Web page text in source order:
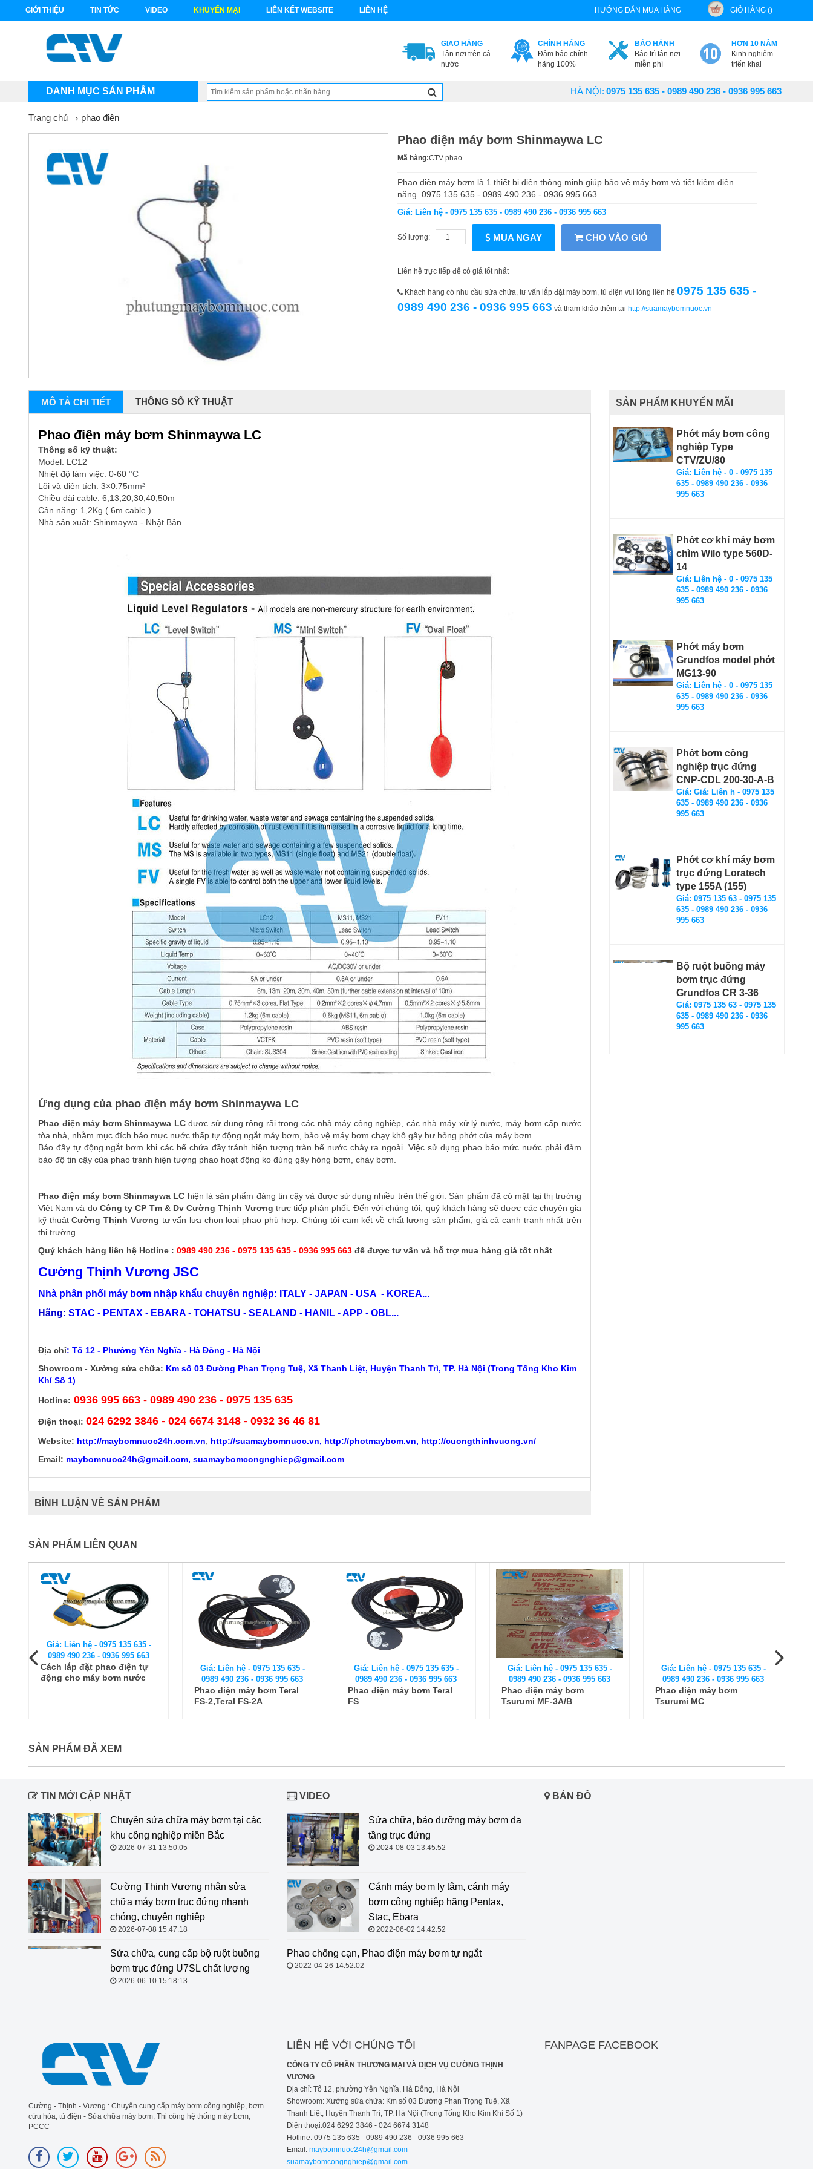
GIỚI THIỆU TIN TỨC VIDEO KHUYẾN MẠI LIÊN KẾT WEBSITE LIÊN HỆ HƯỚNG DẪN MUA HÀNG GIỎ HÀNG ()
GIAO HÀNG
Tận nơi trên cả
nước
CHÍNH HÃNG
Đảm bảo chính
hãng 100%
BẢO HÀNH
Bảo trì tận nơi
miễn phí
HƠN 10 NĂM
Kinh nghiệm
triển khai
DANH MỤC SẢN PHẨM HÀ NỘI: 0975 135 635 - 0989 490 236 - 0936 995 663
Trang chủ phao điện
Phao điện máy bơm Shinmaywa LC
Mã hàng:CTV phao
Phao điện máy bơm là 1 thiết bị điện thông minh giúp bảo vệ máy bơm và tiết kiệm điện
năng. 0975 135 635 - 0989 490 236 - 0936 995 663
Giá: Liên hệ - 0975 135 635 - 0989 490 236 - 0936 995 663
Số lượng: MUA NGAY CHO VÀO GIỎ
Liên hệ trực tiếp để có giá tốt nhất
Khách hàng có nhu cầu sửa chữa, tư vấn lắp đặt máy bơm, tủ điện vui lòng liên hệ 0975 135 635 -
0989 490 236 - 0936 995 663 và tham khảo thêm tại http://suamaybomnuoc.vn
MÔ TẢ CHI TIẾT THÔNG SỐ KỸ THUẬT
Phao điện máy bơm Shinmaywa LC
Thông số kỹ thuật:
Model: LC12
Nhiệt độ làm việc: 0-60 °C
Lõi và diện tích: 3×0.75mm²
Chiều dài cable: 6,13,20,30,40,50m
Cân nặng: 1,2Kg ( 6m cable )
Nhà sản xuất: Shinmaywa - Nhật Bản
Ứng dụng của phao điện máy bơm Shinmaywa LC
Phao điện máy bơm Shinmaywa LC được sử dụng rộng rãi trong các nhà máy công nghiệp, các nhà máy xử lý nước, máy bơm cấp nước
tòa nhà, nhằm mục đích báo mực nước thấp tự động ngắt máy bơm, bảo vệ máy bơm chạy khô gây hư hỏng phớt của máy bơm.
Báo đầy tự động ngắt bơm khi các bể chứa đầy tránh hiện tượng tràn bể nước chảy ra ngoài. Việc sử dụng phao báo mức nước phải đảm
bảo độ tin cậy của phao tránh hiện tượng phao hoạt động ko đúng gây hỏng bơm, cháy bơm.
Phao điện máy bơm Shinmaywa LC hiện là sản phẩm đáng tin cậy và được sử dụng nhiều trên thế giới. Sản phẩm đã có mặt tại thị trường
Việt Nam và do Công ty CP Tm & Dv Cường Thịnh Vương trực tiếp phân phối. Đến với chúng tôi, quý khách hàng sẽ được các chuyên gia
kỹ thuậtCường Thịnh Vương tư vấn lựa chọn loại phao phù hợp. Chúng tôi cam kết về chất lượng sản phẩm, giá cả cạnh tranh nhất trên
thị trường.
Quý khách hàng liên hệ Hotline : 0989 490 236 - 0975 135 635 - 0936 995 663 để được tư vấn và hỗ trợ mua hàng giá tốt nhất
Cường Thịnh Vương JSC
Nhà phân phối máy bơm nhập khẩu chuyên nghiệp: ITALY - JAPAN - USA - KOREA...
Hãng: STAC - PENTAX - EBARA - TOHATSU - SEALAND - HANIL - APP - OBL...
Địa chỉ: Tổ 12 - Phường Yên Nghĩa - Hà Đông - Hà Nội
Showroom - Xưởng sửa chữa: Km số 03 Đường Phan Trọng Tuệ, Xã Thanh Liệt, Huyện Thanh Trì, TP. Hà Nội (Trong Tổng Kho Kim
Khí Số 1)
Hotline: 0936 995 663 - 0989 490 236 - 0975 135 635
Điện thoại: 024 6292 3846 - 024 6674 3148 - 0932 36 46 81
Website: http://maybomnuoc24h.com.vn http://suamaybomnuoc.vn, http://photmaybom.vn, http://cuongthinhvuong.vn/
Email: maybomnuoc24h@gmail.com, suamaybomcongnghiep@gmail.com
BÌNH LUẬN VỀ SẢN PHẨM
SẢN PHẨM KHUYẾN MÃI
Phớt máy bơm công
nghiệp Type
CTV/ZU/80
Giá: Liên hệ - 0 - 0975 135
635 - 0989 490 236 - 0936
995 663
Phớt cơ khí máy bơm
chìm Wilo type 560D-
14
Giá: Liên hệ - 0 - 0975 135
635 - 0989 490 236 - 0936
995 663
Phớt máy bơm
Grundfos model phớt
MG13-90
Giá: Liên hệ - 0 - 0975 135
635 - 0989 490 236 - 0936
995 663
Phớt bơm công
nghiệp trục đứng
CNP-CDL 200-30-A-B
Giá: Giá: Liên h - 0975 135
635 - 0989 490 236 - 0936
995 663
Phớt cơ khí máy bơm
trục đứng Loratech
type 155A (155)
Giá: 0975 135 63 - 0975 135
635 - 0989 490 236 - 0936
995 663
Bộ ruột buồng máy
bơm trục đứng
Grundfos CR 3-36
Giá: 0975 135 63 - 0975 135
635 - 0989 490 236 - 0936
995 663
SẢN PHẨM LIÊN QUAN
Giá: Liên hệ - 0975 135 635 -
0989 490 236 - 0936 995 663
Cách lắp đặt phao điện tự
động cho máy bơm nước
Giá: Liên hệ - 0975 135 635 -
0989 490 236 - 0936 995 663
Phao điện máy bơm Teral
FS-2,Teral FS-2A
Giá: Liên hệ - 0975 135 635 -
0989 490 236 - 0936 995 663
Phao điện máy bơm Teral
FS
Giá: Liên hệ - 0975 135 635 -
0989 490 236 - 0936 995 663
Phao điện máy bơm
Tsurumi MF-3A/B
Giá: Liên hệ - 0975 135 635 -
0989 490 236 - 0936 995 663
Phao điện máy bơm
Tsurumi MC
SẢN PHẨM ĐÃ XEM
TIN MỚI CẬP NHẬT
Chuyên sửa chữa máy bơm tại các
khu công nghiệp miền Bắc
2026-07-31 13:50:05
Cường Thịnh Vương nhận sửa
chữa máy bơm trục đứng nhanh
chóng, chuyên nghiệp
2026-07-08 15:47:18
Sửa chữa, cung cấp bộ ruột buồng
bơm trục đứng U7SL chất lượng
2026-06-10 15:18:13
VIDEO
Sửa chữa, bảo dưỡng máy bơm đa
tầng trục đứng
2024-08-03 13:45:52
Cánh máy bơm ly tâm, cánh máy
bơm công nghiệp hãng Pentax,
Stac, Ebara
2022-06-02 14:42:52
Phao chống cạn, Phao điện máy
BẢN ĐỒ
Cường - Thịnh - Vương : Chuyên cung cấp máy bơm công nghiệp, bơm
cứu hỏa, tủ điện - Sửa chữa máy bơm, Thi công hệ thống máy bơm,
PCCC
LIÊN HỆ VỚI CHÚNG TÔI
CÔNG TY CỔ PHẦN THƯƠNG MẠI VÀ DỊCH VỤ CƯỜNG THỊNH
VƯƠNG
Địa chỉ: Tổ 12, phường Yên Nghĩa, Hà Đông, Hà Nội
Showroom: Xưởng sửa chữa: Km số 03 Đường Phan Trọng Tuệ, Xã
Thanh Liệt, Huyện Thanh Trì, TP. Hà Nội (Trong Tổng Kho Kim Khí Số 1)
Điện thoại:024 6292 3846 - 024 6674 3148
Hotline: 0975 135 635 - 0989 490 236 - 0936 995 663
Email: maybomnuoc24h@gmail.com -
suamaybomcongnghiep@gmail.com
FANPAGE FACEBOOK